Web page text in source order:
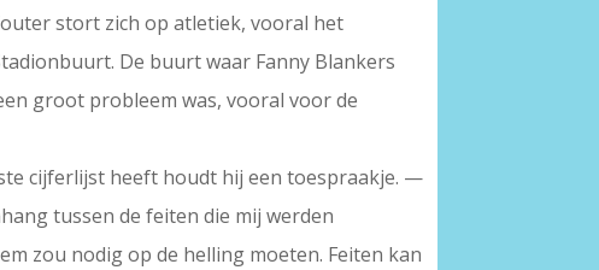
stort zich op atletiek, vooral het
De buurt waar Fanny Blankers
groot probleem was, vooral voor de
cijferlijst heeft houdt hij een toespraakje. —
tussen de feiten die mij werden
zou nodig op de helling moeten. Feiten kan